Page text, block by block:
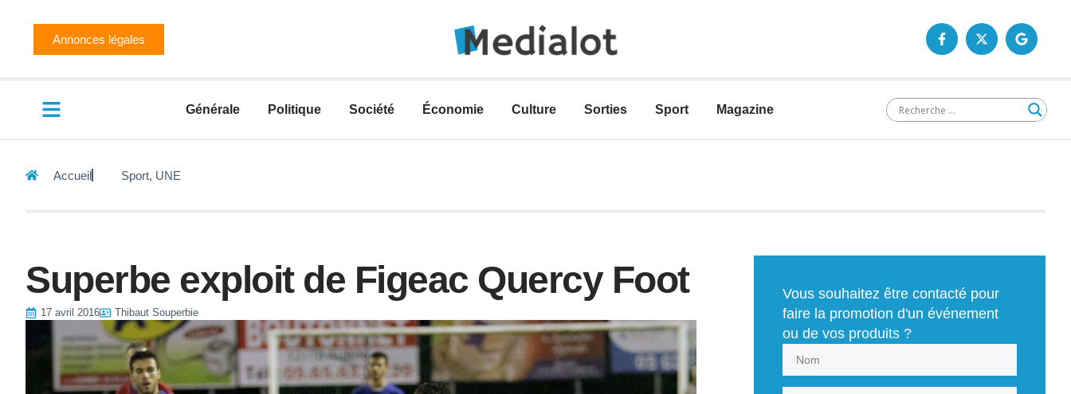
Annonces légales
Générale Politique Société Économie Culture Sorties Sport Magazine
Accueil Sport, UNE
Superbe exploit de Figeac Quercy Foot
17 avril 2016 Thibaut Souperbie
Vous souhaitez être contacté pour
faire la promotion d'un événement
ou de vos produits ?